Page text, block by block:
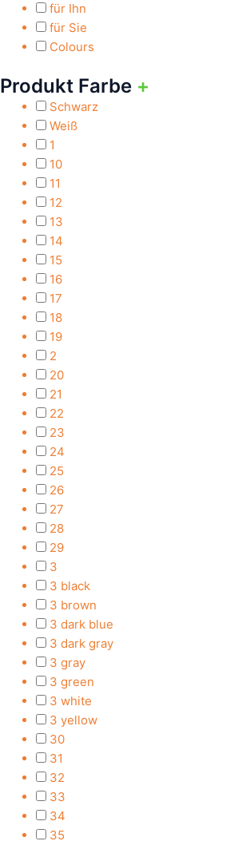
für Ihn
für Sie
Colours
Produkt Farbe +
Schwarz
Weiß
1
10
11
12
13
14
15
16
17
18
19
2
20
21
22
23
24
25
26
27
28
29
3
3 black
3 brown
3 dark blue
3 dark gray
3 gray
3 green
3 white
3 yellow
30
31
32
33
34
35